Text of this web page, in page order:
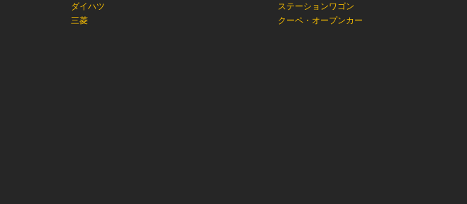
ダイハツ
三菱
ステーションワゴン
クーペ・オープンカー